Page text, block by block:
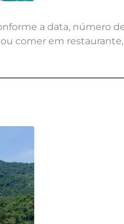
a data, número
comer em